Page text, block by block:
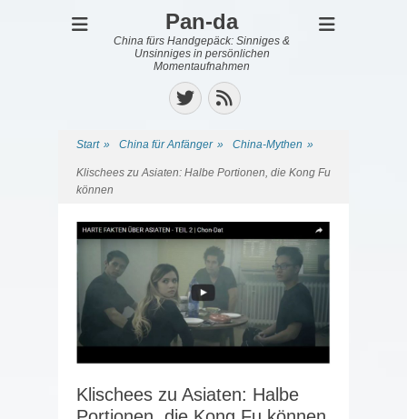
Pan-da
China fürs Handgepäck: Sinniges &
Unsinniges in persönlichen
Momentaufnahmen
Twitter
Feed
Start » China für Anfänger » China-Mythen »
Klischees zu Asiaten: Halbe Portionen, die Kong Fu
können
Klischees zu Asiaten: Halbe